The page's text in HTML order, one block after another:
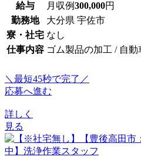
給与 月収例300,000円
勤務地
大分県 宇佐市
寮・社宅 なし
仕事内容 ゴム製品の加工 / 自
＼最短45秒で完了／
応募へ進む
詳しく
見る